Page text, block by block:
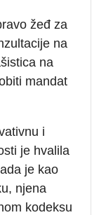
žeđ za
na
na
mandat
i
je hvalila
je kao
njena
kodeksu